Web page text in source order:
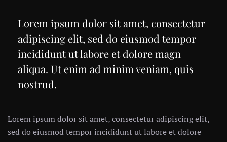
Lorem ipsum dolor sit amet, consectetur
adipiscing elit, sed do eiusmod tempor
incididunt ut labore et dolore magn
aliqua. Ut enim ad minim veniam, quis
nostrud.
Lorem ipsum dolor sit amet, consectetur adipiscing elit,
sed do eiusmod tempor incididunt ut labore et dolore